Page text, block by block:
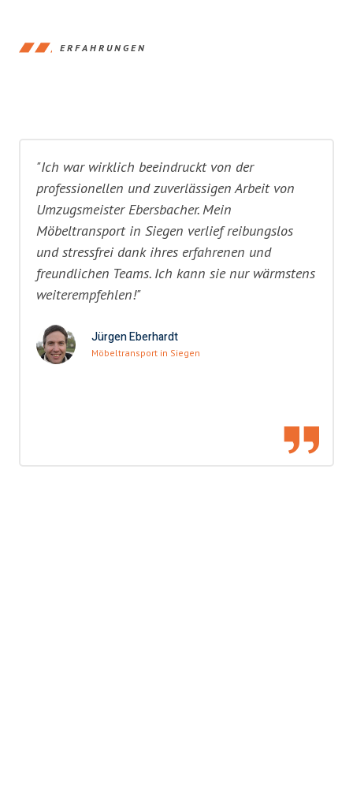
ERFAHRUNGEN
"Ich war wirklich beeindruckt von der
professionellen und zuverlässigen Arbeit von
Umzugsmeister Ebersbacher. Mein
Möbeltransport in Siegen verlief reibungslos
und stressfrei dank ihres erfahrenen und
freundlichen Teams. Ich kann sie nur wärmstens
weiterempfehlen!"
Jürgen Eberhardt
Möbeltransport in Siegen